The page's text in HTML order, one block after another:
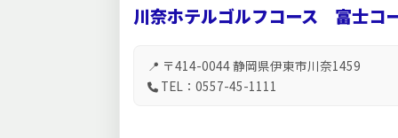
川奈ホテルゴルフコース 富士コ
📍 〒414-0044 静岡県伊東市川奈1459
TEL：0557-45-1111